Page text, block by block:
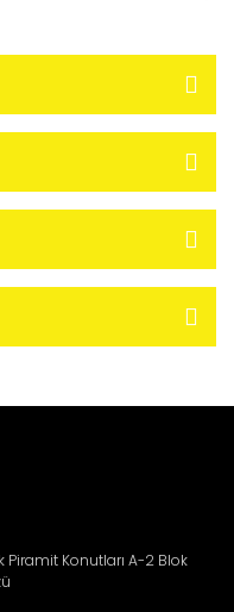
Piramit Konutları A-2 Blok